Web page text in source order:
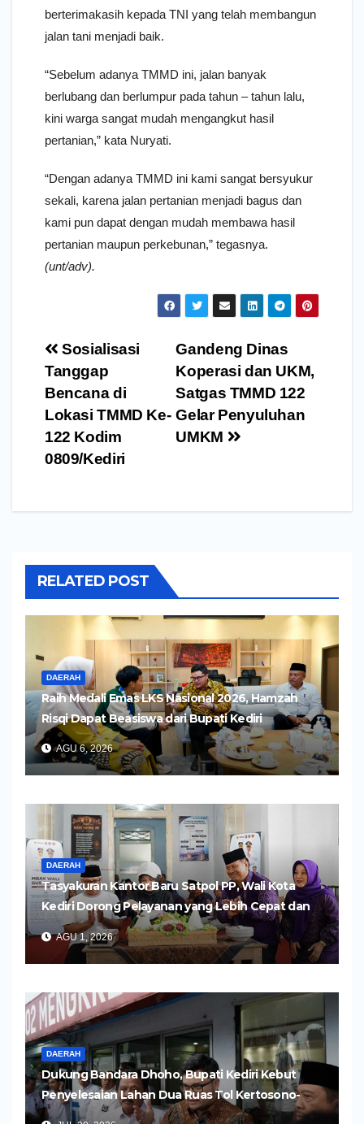
berterimakasih kepada TNI yang telah membangun
jalan tani menjadi baik.
“Sebelum adanya TMMD ini, jalan banyak
berlubang dan berlumpur pada tahun – tahun lalu,
kini warga sangat mudah mengangkut hasil
pertanian,” kata Nuryati.
“Dengan adanya TMMD ini kami sangat bersyukur
sekali, karena jalan pertanian menjadi bagus dan
kami pun dapat dengan mudah membawa hasil
pertanian maupun perkebunan,” tegasnya.
(unt/adv).
Navigasi
pos
Gandeng Dinas
Koperasi dan UKM,
Satgas TMMD 122
Gelar Penyuluhan
UMKM
Sosialisasi
Tanggap
Bencana di
Lokasi TMMD Ke-
122 Kodim
0809/Kediri
RELATED POST
DAERAH
Raih Medali Emas LKS Nasional 2026, Hamzah
Risqi Dapat Beasiswa dari Bupati Kediri
AGU 6, 2026
DAERAH
Tasyakuran Kantor Baru Satpol PP, Wali Kota
Kediri Dorong Pelayanan yang Lebih Cepat dan
Humanis
AGU 1, 2026
DAERAH
Dukung Bandara Dhoho, Bupati Kediri Kebut
Penyelesaian Lahan Dua Ruas Tol Kertosono-
Kediri